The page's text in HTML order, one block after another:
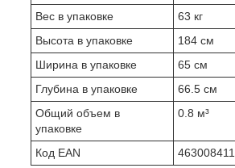
Вес в упаковке
63 кг
Высота в упаковке
184 см
Ширина в упаковке
65 см
Глубина в упаковке
66.5 см
Общий объем в
упаковке
0.8 м³
Код EAN